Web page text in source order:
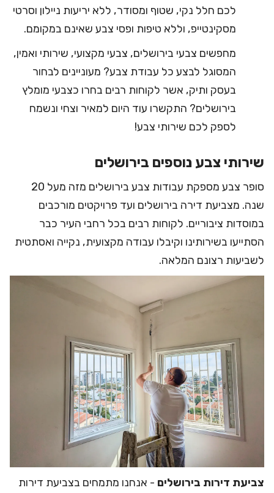
לכם חלל נקי, שטוף ומסודר, ללא יריעות ניילון וסרטי
מסקינטייפ, וללא טיפות ופסי צבע שאינם במקומם.
מחפשים צבעי בירושלים, צבעי מקצועי, שירותי ואמין,
המסוגל לבצע כל עבודת צבע? מעוניינים לבחור
בעסק ותיק, אשר לקוחות רבים בחרו כצבעי מומלץ
בירושלים? התקשרו עוד היום למאיר וצחי ונשמח
לספק לכם שירותי צבע!
שירותי צבע נוספים בירושלים
סופר צבע מספקת עבודות צבע בירושלים מזה מעל 20
שנה. מצביעת דירה בירושלים ועד פרויקטים מורכבים
במוסדות ציבוריים. לקוחות רבים בכל רחבי העיר כבר
הסתייעו בשירותינו וקיבלו עבודה מקצועית, נקייה ואסתטית
לשביעות רצונם המלאה.
צביעת דירות בירושלים - אנחנו מתמחים בצביעת דירות